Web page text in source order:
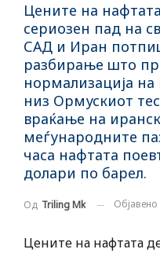
Цените на
сериозен пад на
САД и Иран
разбирање што
нормализација
низ Ормускиот
враќање на
меѓународните
часа нафтата
долари по барел.
Од Triling Mk Објавено
Цените на нафтата